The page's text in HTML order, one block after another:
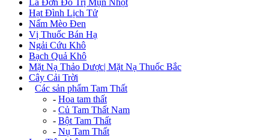
Lá Đơn Đỏ Trị Mụn Nhọt
Hạt Đình Lịch Tử
Nấm Mèo Đen
Vị Thuốc Bán Hạ
Ngải Cứu Khô
Bạch Quả Khô
Mặt Nạ Thảo Dược| Mặt Nạ Thuốc Bắc
Cây Cải Trời
Các sản phẩm Tam Thất
- Hoa tam thất
- Củ Tam Thất Nam
- Bột Tam Thất
- Nụ Tam Thất